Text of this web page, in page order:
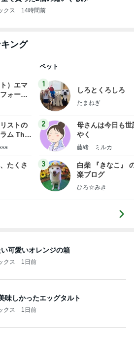
クス 14時間前
ング
）エマ
ォー会
ライ
ストの
ム The
bea
たくさ
ペット
1
しろとくろしろ
たまねぎ
2
母さんは今日も世
やく
藤緒 ミルカ
3
白柴 『きなこ』
楽ブログ
ひろ☆みき
可愛いオレンジの箱
クス 1日前
味しかったエッグタルト
クス 1日前